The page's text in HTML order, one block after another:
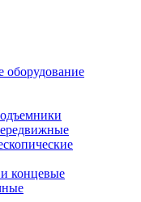
оборудование
концевые